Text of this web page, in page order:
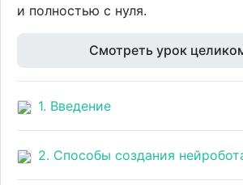
и полностью с нуля.
Смотреть урок
1. Введение
2. Способы создания